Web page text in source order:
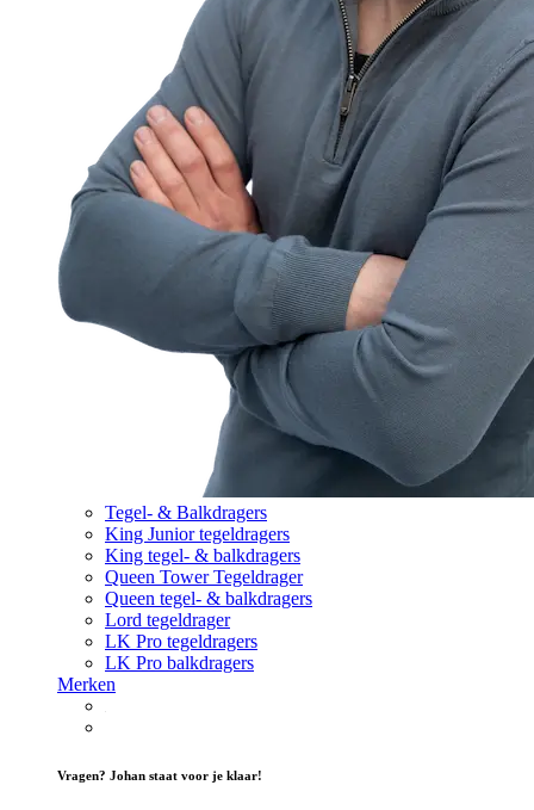
Tegel- & Balkdragers
King Junior tegeldragers
King tegel- & balkdragers
Queen Tower Tegeldrager
Queen tegel- & balkdragers
Lord tegeldrager
LK Pro tegeldragers
LK Pro balkdragers
Merken
Vragen? Johan staat voor je klaar!